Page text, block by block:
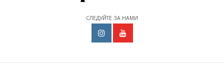
СЛЕДУЙТЕ ЗА НАМИ